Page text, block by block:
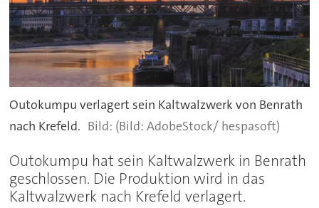
Outokumpu verlagert sein Kaltwalzwerk von Benrath
nach Krefeld.
(Bild: AdobeStock/ hespasoft)
Outokumpu hat sein Kaltwalzwerk in Benrath
geschlossen. Die Produktion wird in das
Kaltwalzwerk nach Krefeld verlagert.